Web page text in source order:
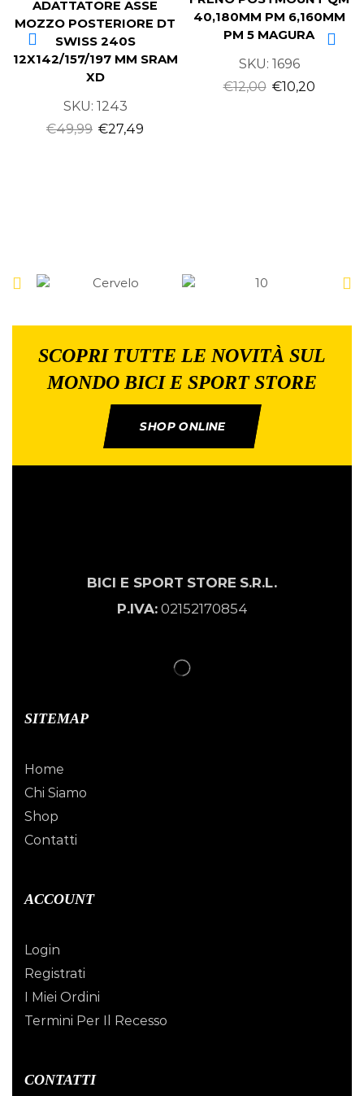
ADATTATORE ASSE
MOZZO POSTERIORE DT
SWISS 240S
12X142/157/197 MM SRAM
XD
SKU: 1243
€49,99 €27,49
40,180MM PM 6,160MM
PM 5 MAGURA
SKU: 1696
€12,00 €10,20
SCOPRI TUTTE LE NOVITÀ SUL
MONDO BICI E SPORT STORE
SHOP ONLINE
BICI E SPORT STORE S.R.L.
P.IVA:02152170854
SITEMAP
Home
Chi Siamo
Shop
Contatti
ACCOUNT
Login
Registrati
I Miei Ordini
Termini Per Il Recesso
CONTATTI